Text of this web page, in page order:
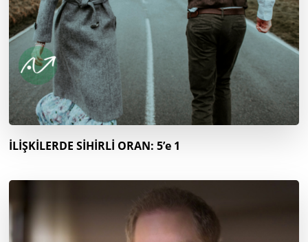
İLİŞKİLERDE SİHİRLİ ORAN: 5’e 1